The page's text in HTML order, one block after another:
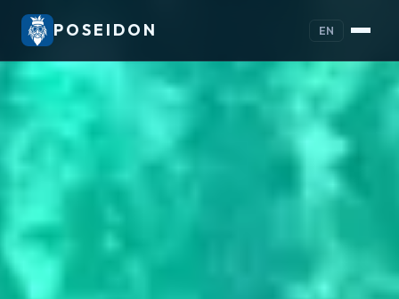
POSEIDON EN